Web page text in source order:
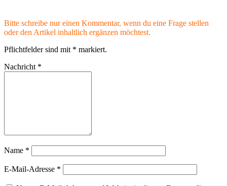
Bitte schreibe nur einen Kommentar, wenn du eine Frage stellen
oder den Artikel inhaltlich ergänzen möchtest.
Pflichtfelder sind mit * markiert.
Nachricht *
Name *
E-Mail-Adresse *